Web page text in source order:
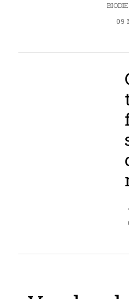
09